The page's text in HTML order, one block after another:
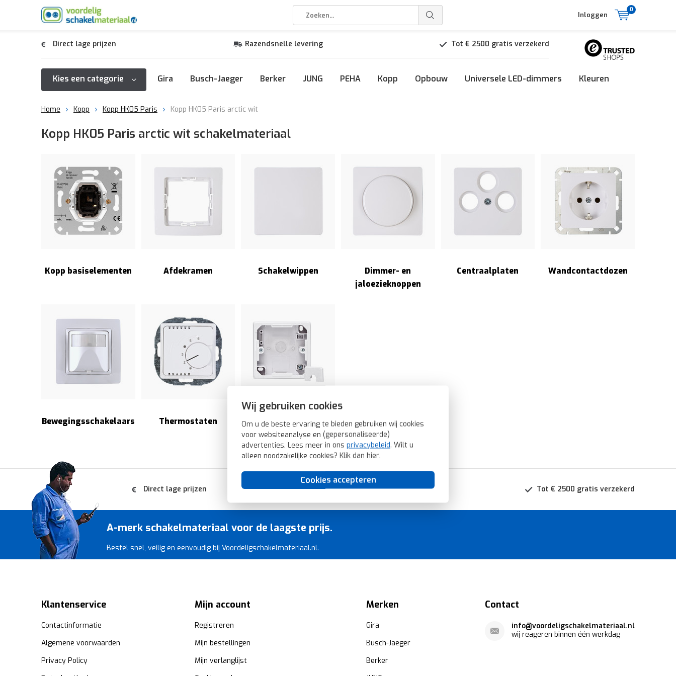
Wij gebruiken cookies
Om u de beste ervaring te bieden gebruiken wij cookies
voor websiteanalyse en (gepersonaliseerde)
advertenties. Lees meer in ons privacybeleid. Wilt u
alleen noodzakelijke cookies? Klik dan hier.
Cookies accepteren
Inloggen
0
Direct lage prijzen Razendsnelle levering Tot € 2500 gratis verzekerd
Kies een categorie Gira Busch-Jaeger Berker JUNG PEHA Kopp Opbouw Universele LED-dimmers Kleuren
Home Kopp Kopp HK05 Paris Kopp HK05 Paris arctic wit
Kopp HK05 Paris arctic wit schakelmateriaal
Kopp basiselementen Afdekramen Schakelwippen
Dimmer- en
jaloezieknoppen
Centraalplaten Wandcontactdozen
Bewegingsschakelaars Thermostaten Opbouwbak
Direct lage prijzen Razendsnelle levering Tot € 2500 gratis verzekerd
A-merk schakelmateriaal voor de laagste prijs.
Bestel snel, veilig en eenvoudig bij Voordeligschakelmateriaal.nl.
Klantenservice
Contactinformatie
Algemene voorwaarden
Privacy Policy
Mijn account
Registreren
Mijn bestellingen
Mijn verlanglijst
Merken
Gira
Busch-Jaeger
Berker
Contact
info@voordeligschakelmateriaal.nl
wij reageren binnen één werkdag